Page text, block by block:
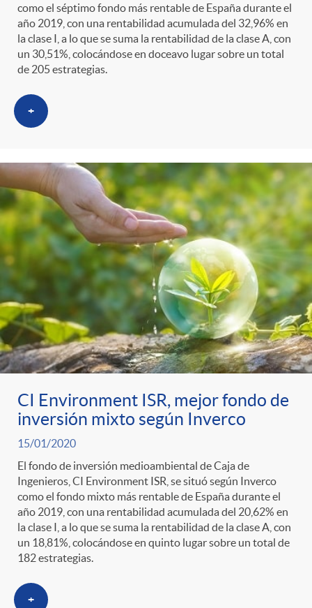
como el séptimo fondo más rentable de España durante el
año 2019, con una rentabilidad acumulada del 32,96% en
la clase I, a lo que se suma la rentabilidad de la clase A, con
un 30,51%, colocándose en doceavo lugar sobre un total
de 205 estrategias.
+
CI Environment ISR, mejor fondo de
inversión mixto según Inverco
15/01/2020
El fondo de inversión medioambiental de Caja de
Ingenieros, CI Environment ISR, se situó según Inverco
como el fondo mixto más rentable de España durante el
año 2019, con una rentabilidad acumulada del 20,62% en
la clase I, a lo que se suma la rentabilidad de la clase A, con
un 18,81%, colocándose en quinto lugar sobre un total de
182 estrategias.
+